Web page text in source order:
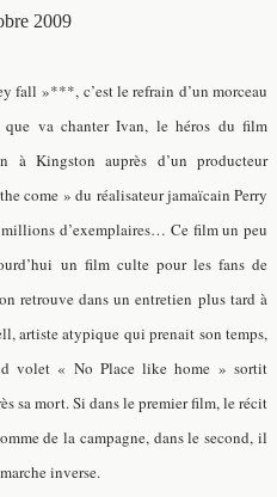
2009
fall »***, c’est le refrain d’un morceau
que va chanter Ivan, le héros du film
à Kingston auprès d’un producteur
come » du réalisateur jamaïcain Perry
millions d’exemplaires… Ce film un peu
un film culte pour les fans de
retrouve dans un entretien plus tard à
artiste atypique qui prenait son temps,
volet « No Place like home » sortit
sa mort. Si dans le premier film, le récit
de la campagne, dans le second, il
inverse.